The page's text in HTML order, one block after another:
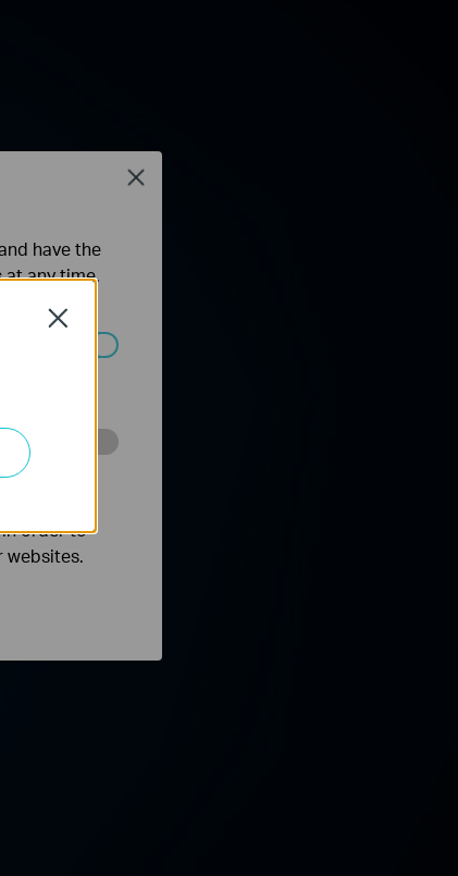
Close
have the
any time.
your
and
order to
websites.
Close